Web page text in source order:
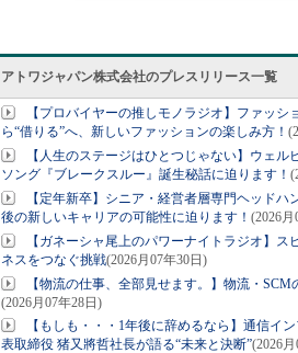
アトワジャパン株式会社のプレスリリース一覧
【プロバイヤーの推しモノラジオ】ファッ
ら“借りる”へ、新しいファッションの楽しみ方！
【人生のステージはひとつじゃない】ウェ
ソング『ブレークスルー』誕生秘話に迫ります！
【定年新卒】シニア・経営者層専門ヘッド
後の新しいキャリアの可能性に迫ります！ (2026
【ガネーシャ尾上のパワーナイトラジオ】
ネスをつなぐ挑戦(2026月07年30日)
【物流の仕事、全部見せます。】物流・
(2026月07年28日)
【もしも・・・1年後に辞めるなら】通信
表取締役 猪又將哲社長が語る“未来と決断”(2026